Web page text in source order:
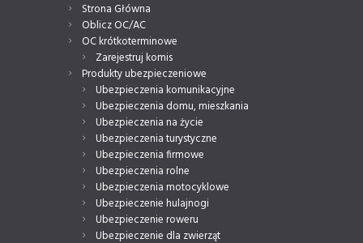
Strona Główna
Oblicz OC/AC
OC krótkoterminowe
Zarejestruj komis
Produkty ubezpieczeniowe
Ubezpieczenia komunikacyjne
Ubezpieczenia domu, mieszkania
Ubezpieczenia na życie
Ubezpieczenia turystyczne
Ubezpieczenia firmowe
Ubezpieczenia rolne
Ubezpieczenia motocyklowe
Ubezpieczenie hulajnogi
Ubezpieczenie roweru
Ubezpieczenie dla zwierząt